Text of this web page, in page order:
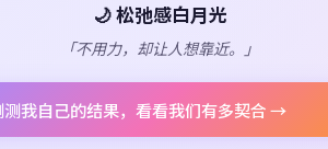
🌙 松弛感白月光
「不用力，却让人想靠近。」
测我自己的结果，看看我们有多契合 →